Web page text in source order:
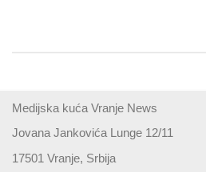
Medijska kuća Vranje News
Jovana Jankovića Lunge 12/11
17501 Vranje, Srbija